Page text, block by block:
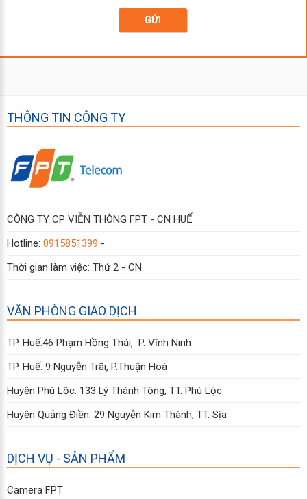
GỬI
THÔNG TIN CÔNG TY
CÔNG TY CP VIỄN THÔNG FPT - CN HUẾ
Hotline: 0915851399 -
Thời gian làm việc: Thứ 2 - CN
VĂN PHÒNG GIAO DỊCH
TP. Huế:46 Phạm Hồng Thái, P. Vĩnh Ninh
TP. Huế: 9 Nguyễn Trãi, P.Thuận Hoà
Huyện Phú Lộc: 133 Lý Thánh Tông, TT. Phú Lộc
Huyện Quảng Điền: 29 Nguyễn Kim Thành, TT. Sịa
DỊCH VỤ - SẢN PHẨM
Camera FPT